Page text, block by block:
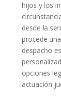
hijos y los
desde la
procede
despacho
opciones
actuación